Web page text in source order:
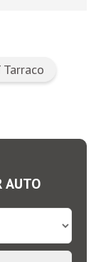
Tarraco